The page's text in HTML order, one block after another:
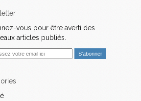
vous pour être averti des
articles publiés.